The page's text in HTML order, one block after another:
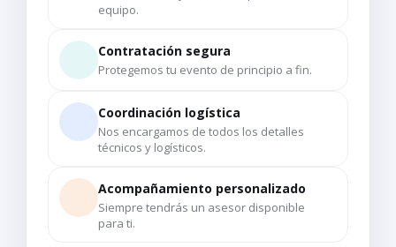
equipo.
Contratación segura
Protegemos tu evento de principio a fin.
Coordinación logística
Nos encargamos de todos los detalles
técnicos y logísticos.
Acompañamiento personalizado
Siempre tendrás un asesor disponible
para ti.